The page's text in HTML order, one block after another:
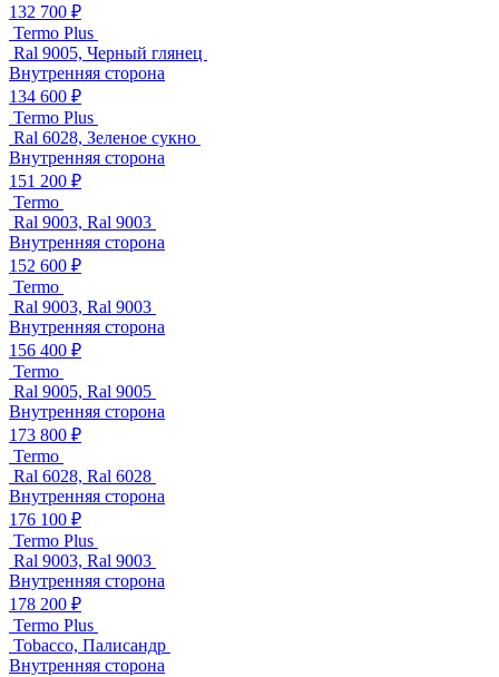
132 700 ₽
Termo Plus
Ral 9005, Черный глянец
Внутренняя сторона
134 600 ₽
Termo Plus
Ral 6028, Зеленое сукно
Внутренняя сторона
151 200 ₽
Termo
Ral 9003, Ral 9003
Внутренняя сторона
152 600 ₽
Termo
Ral 9003, Ral 9003
Внутренняя сторона
156 400 ₽
Termo
Ral 9005, Ral 9005
Внутренняя сторона
173 800 ₽
Termo
Ral 6028, Ral 6028
Внутренняя сторона
176 100 ₽
Termo Plus
Ral 9003, Ral 9003
Внутренняя сторона
178 200 ₽
Termo Plus
Tobacco, Палисандр
Внутренняя сторона